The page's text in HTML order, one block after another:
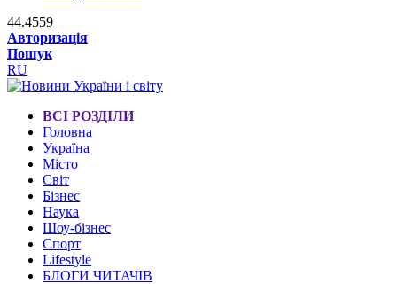
44.4559
Авторизація
Пошук
RU
ВСІ РОЗДІЛИ
Головна
Україна
Місто
Світ
Бізнес
Наука
Шоу-бізнес
Спорт
Lifestyle
БЛОГИ ЧИТАЧІВ